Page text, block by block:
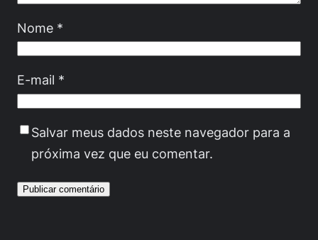
Nome *
E-mail *
Salvar meus dados neste navegador para a
próxima vez que eu comentar.